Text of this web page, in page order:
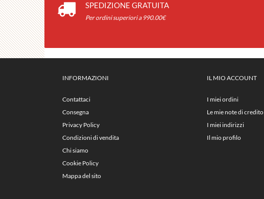
SPEDIZIONE GRATUITA
Per ordini superiori a 990.00€
INFORMAZIONI
Contattaci
Consegna
Privacy Policy
Condizioni di vendita
Chi siamo
Cookie Policy
Mappa del sito
IL MIO ACCOUNT
I miei ordini
Le mie note di credito
I miei indirizzi
Il mio profilo